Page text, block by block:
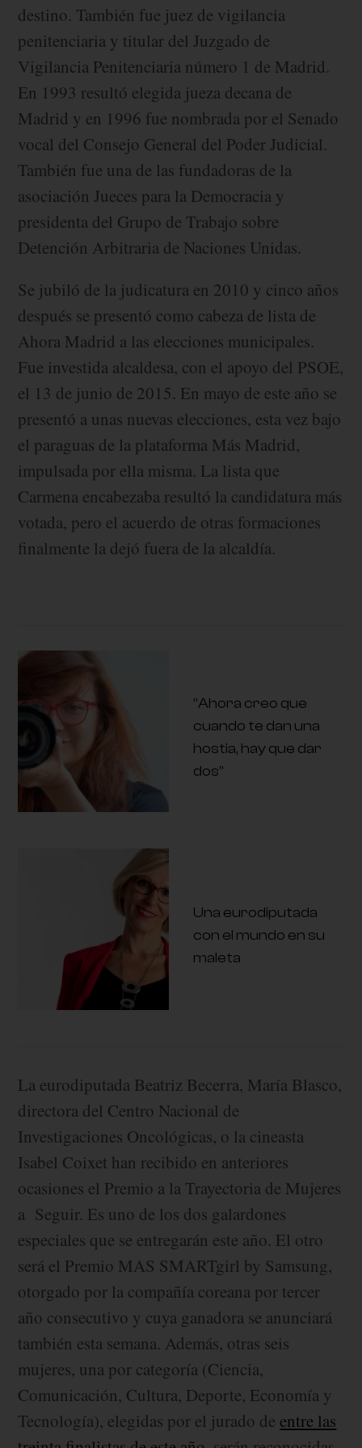
destino. También fue juez de vigilancia
penitenciaria y titular del Juzgado de
Vigilancia Penitenciaria número 1 de Madrid.
En 1993 resultó elegida jueza decana de
Madrid y en 1996 fue nombrada por el Senado
vocal del Consejo General del Poder Judicial.
También fue una de las fundadoras de la
asociación Jueces para la Democracia y
presidenta del Grupo de Trabajo sobre
Detención Arbitraria de Naciones Unidas.
Se jubiló de la judicatura en 2010 y cinco años
después se presentó como cabeza de lista de
Ahora Madrid a las elecciones municipales.
Fue investida alcaldesa, con el apoyo del PSOE,
el 13 de junio de 2015. En mayo de este año se
presentó a unas nuevas elecciones, esta vez bajo
el paraguas de la plataforma Más Madrid,
impulsada por ella misma. La lista que
Carmena encabezaba resultó la candidatura más
votada, pero el acuerdo de otras formaciones
finalmente la dejó fuera de la alcaldía.
“Ahora creo que
cuando te dan una
hostia, hay que dar
dos”
Una eurodiputada
con el mundo en su
maleta
La eurodiputada Beatriz Becerra, María Blasco,
directora del Centro Nacional de
Investigaciones Oncológicas, o la cineasta
Isabel Coixet han recibido en anteriores
ocasiones el Premio a la Trayectoria de Mujeres
a Seguir. Es uno de los dos galardones
especiales que se entregarán este año. El otro
será el Premio MAS SMARTgirl by Samsung,
otorgado por la compañía coreana por tercer
año consecutivo y cuya ganadora se anunciará
también esta semana. Además, otras seis
mujeres, una por categoría (Ciencia,
Comunicación, Cultura, Deporte, Economía y
Tecnología), elegidas por el jurado de entre las